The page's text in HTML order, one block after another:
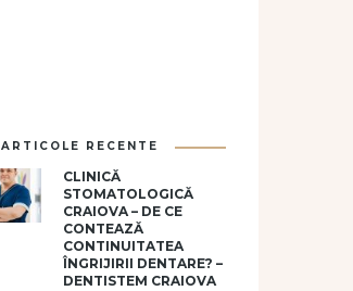
ARTICOLE RECENTE
CLINICĂ
STOMATOLOGICĂ
CRAIOVA – DE CE
CONTEAZĂ
CONTINUITATEA
ÎNGRIJIRII DENTARE? –
DENTISTEM CRAIOVA